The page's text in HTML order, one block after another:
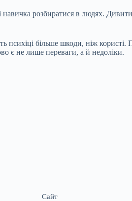
розбиратися в людях.
психіці більше шкоди, ніж
є не лише переваги, а й недоліки.
Сайт